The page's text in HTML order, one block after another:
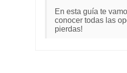
En esta guía te
conocer todas las
pierdas!